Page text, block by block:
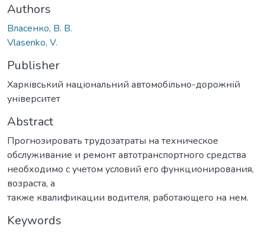
Authors
Власенко, В. В.
Vlasenko, V.
Publisher
Харківський національний автомобільно-дорожній
університет
Abstract
Прогнозировать трудозатраты на техническое
обслуживание и ремонт автотранспортного средства
необходимо с учетом условий его функционирования,
возраста, а
также квалификации водителя, работающего на нем.
Keywords